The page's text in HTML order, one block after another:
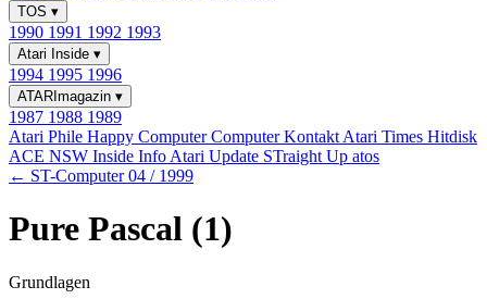
TOS ▾
1990 1991 1992 1993
Atari Inside ▾
1994 1995 1996
ATARImagazin ▾
1987 1988 1989
Atari Phile Happy ComputerComputer Kontakt Atari Times Hitdisk
ACE NSW Inside Info Atari Update STraight Up atos
← ST-Computer 04 / 1999
Pure Pascal (1)
Grundlagen